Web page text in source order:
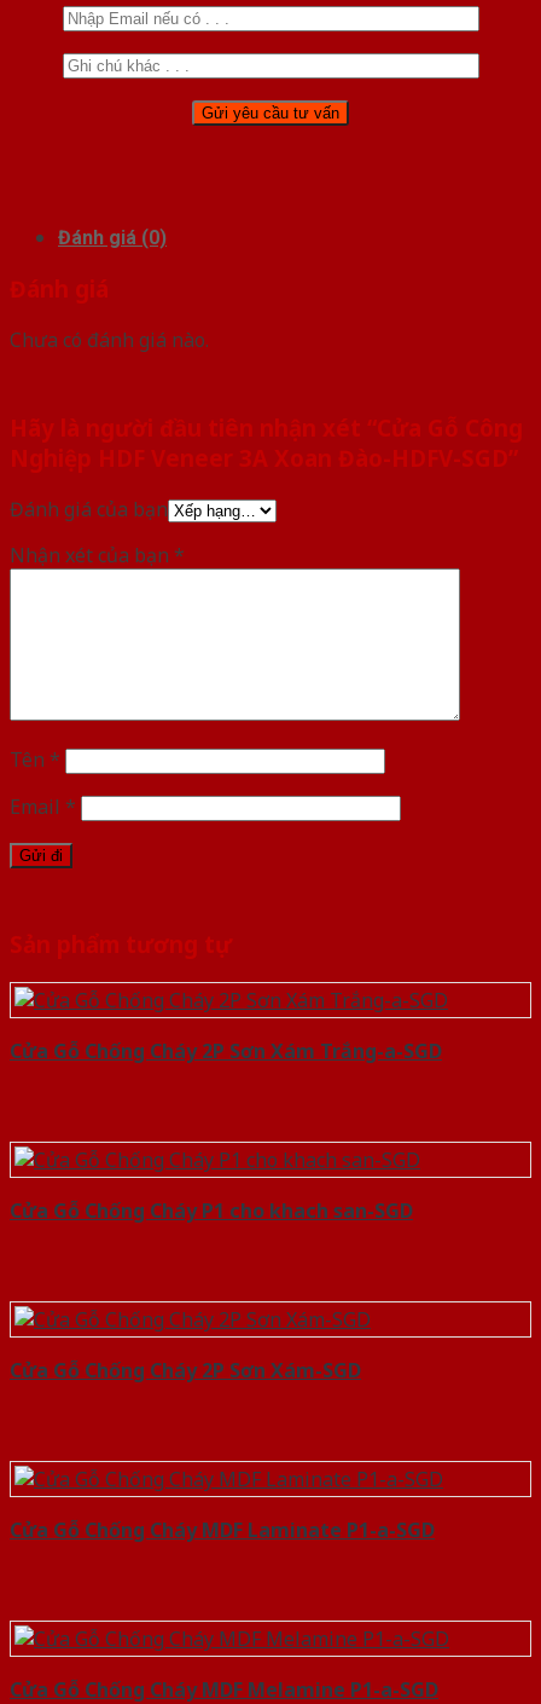
Đánh giá (0)
Đánh giá
Chưa có đánh giá nào.
Hãy là người đầu tiên nhận xét “Cửa Gỗ Công
Nghiệp HDF Veneer 3A Xoan Đào-HDFV-SGD”
Đánh giá của bạn
Nhận xét của bạn *
Tên *
Email *
Sản phẩm tương tự
Cửa Gỗ Chống Cháy 2P Sơn Xám Trắng-a-SGD
Cửa Gỗ Chống Cháy P1 cho khach san-SGD
Cửa Gỗ Chống Cháy 2P Sơn Xám-SGD
Cửa Gỗ Chống Cháy MDF Laminate P1-a-SGD
Cửa Gỗ Chống Cháy MDF Melamine P1-a-SGD